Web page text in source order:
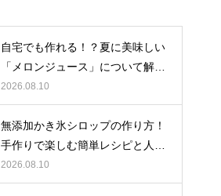
自宅でも作れる！？夏に美味しい
「メロンジュース」について解
説！
2026.08.10
無添加かき氷シロップの作り方！
手作りで楽しむ簡単レシピと人気
フレーバーを紹介
2026.08.10